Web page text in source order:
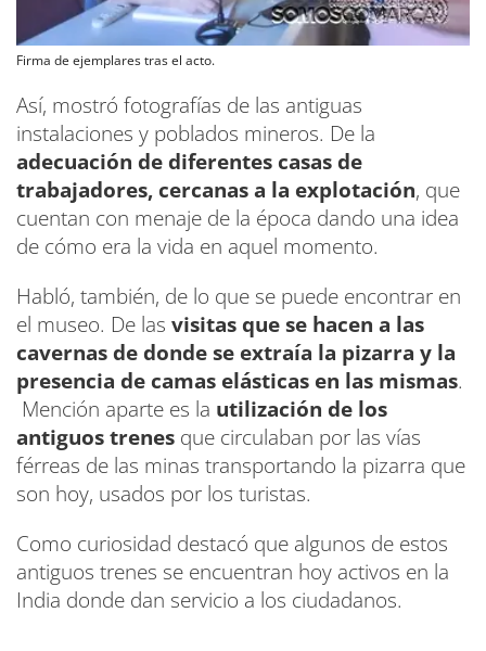
Firma de ejemplares tras el acto.
Así, mostró fotografías de las antiguas
instalaciones y poblados mineros. De la
adecuación de diferentes casas de
trabajadores, cercanas a la explotación, que
cuentan con menaje de la época dando una idea
de cómo era la vida en aquel momento.
Habló, también, de lo que se puede encontrar en
el museo. De las visitas que se hacen a las
cavernas de donde se extraía la pizarra y la
presencia de camas elásticas en las mismas.
Mención aparte es la utilización de los
antiguos trenes que circulaban por las vías
férreas de las minas transportando la pizarra que
son hoy, usados por los turistas.
Como curiosidad destacó que algunos de estos
antiguos trenes se encuentran hoy activos en la
India donde dan servicio a los ciudadanos.